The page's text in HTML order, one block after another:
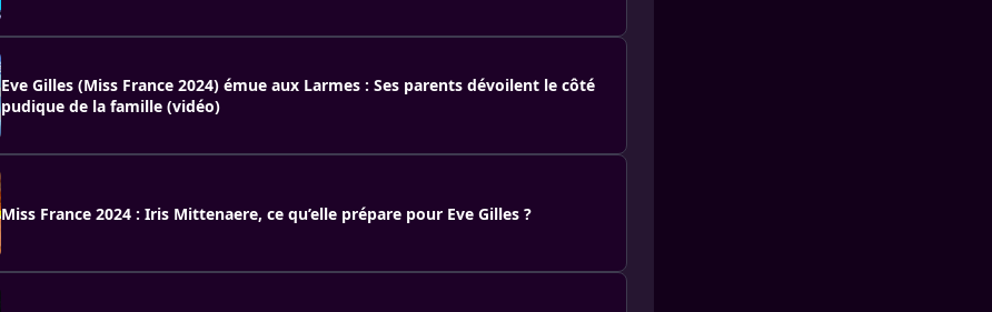
Eve Gilles (Miss France 2024) émue aux Larmes : Ses parents dévoilent le côté
pudique de la famille (vidéo)
Miss France 2024 : Iris Mittenaere, ce qu’elle prépare pour Eve Gilles ?